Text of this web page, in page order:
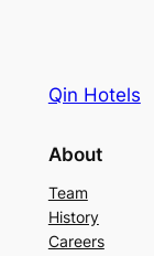
Qin Hotels
About
Team
History
Careers